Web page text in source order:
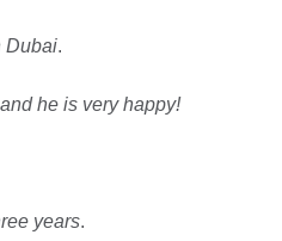
Dubai.
he is very happy!
years.